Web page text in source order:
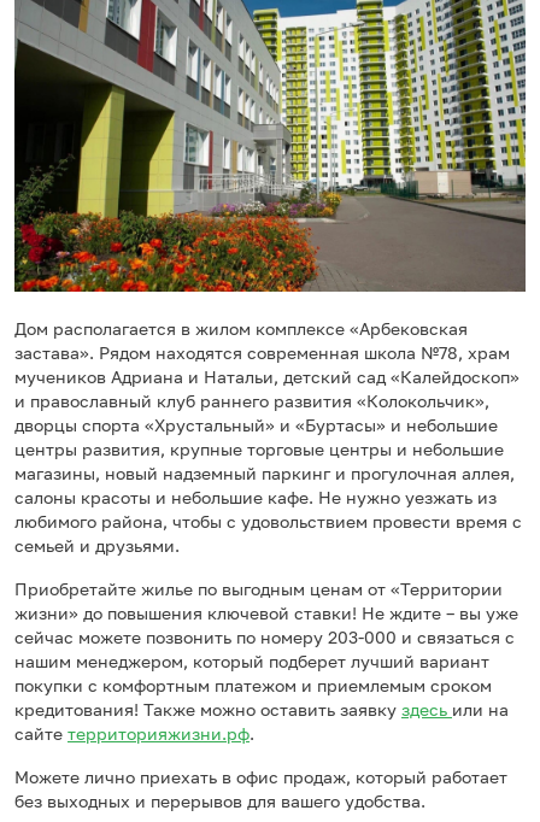
Дом располагается в жилом комплексе «Арбековская
застава». Рядом находятся современная школа №78, храм
мучеников Адриана и Натальи, детский сад «Калейдоскоп»
и православный клуб раннего развития «Колокольчик»,
дворцы спорта «Хрустальный» и «Буртасы» и небольшие
центры развития, крупные торговые центры и небольшие
магазины, новый надземный паркинг и прогулочная аллея,
салоны красоты и небольшие кафе. Не нужно уезжать из
любимого района, чтобы с удовольствием провести время с
семьей и друзьями.
Приобретайте жилье по выгодным ценам от «Территории
жизни» до повышения ключевой ставки! Не ждите – вы уже
сейчас можете позвонить по номеру 203-000 и связаться с
нашим менеджером, который подберет лучший вариант
покупки с комфортным платежом и приемлемым сроком
кредитования! Также можно оставить заявку здесь или на
сайте территорияжизни.рф.
Можете лично приехать в офис продаж, который работает
без выходных и перерывов для вашего удобства.